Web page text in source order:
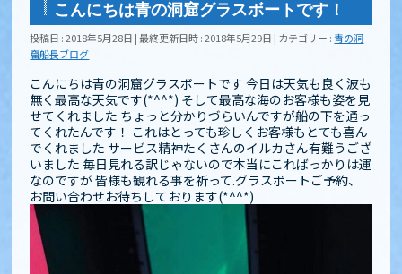
こんにちは青の洞窟グラスボートです！
投稿日 : 2018年5月28日 最終更新日時 : 2018年5月29日 カテゴリー :青の洞
窟船長ブログ
こんにちは青の洞窟グラスボートです 今日は天気も良く波も
無く最高な天気です(*^^*) そして最高な海のお客様も姿を見
せてくれました️️ ちょっと分かりづらいんですが船の下を通っ
てくれたんです！ これはとっても珍しくお客様もとても喜ん
でくれました サービス精神たくさんのイルカさん有難うござ
いました️ 毎日見れる訳じゃないので本当にこればっかりは運
なのですが 皆様も観れる事を祈って.グラスボートご予約、
お問い合わせお待ちしております(*^^*)️